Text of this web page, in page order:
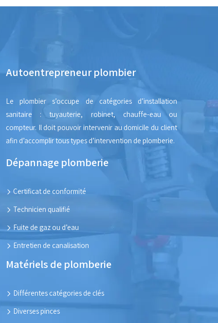
Autoentrepreneur plombier
Le plombier s’occupe de catégories d’installation
sanitaire : tuyauterie, robinet, chauffe-eau ou
compteur. Il doit pouvoir intervenir au domicile du client
afin d’accomplir tous types d’intervention de plomberie.
Dépannage plomberie
Certificat de conformité
Technicien qualifié
Fuite de gaz ou d’eau
Entretien de canalisation
Matériels de plomberie
Différentes catégories de clés
Diverses pinces